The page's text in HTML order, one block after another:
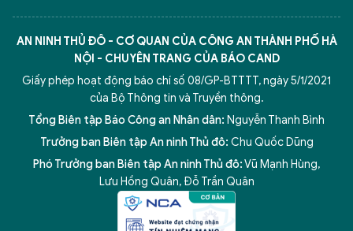
AN NINH THỦ ĐÔ - CƠ QUAN CỦA CÔNG AN THÀNH PHỐ HÀ
NỘI - CHUYÊN TRANG CỦA BÁO CAND
Giấy phép hoạt động báo chí số 08/GP-BTTTT, ngày 5/1/2021
của Bộ Thông tin và Truyền thông.
Tổng Biên tập Báo Công an Nhân dân: Nguyễn Thanh Bình
Trưởng ban Biên tập An ninh Thủ đô: Chu Quốc Dũng
Phó Trưởng ban Biên tập An ninh Thủ đô:Vũ Mạnh Hùng,
Lưu Hồng Quân, Đỗ Trần Quân